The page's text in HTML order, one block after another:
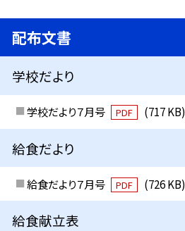
配布文書
学校だより
学校だより７月号 PDF (717 KB)
給食だより
給食だより７月号 PDF (726 KB)
給食献立表